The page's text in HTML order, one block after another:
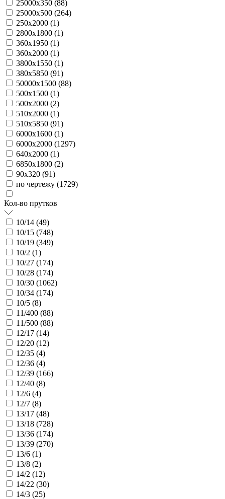
25000х350 (88)
25000х500 (264)
250х2000 (1)
2800х1800 (1)
360х1950 (1)
360х2000 (1)
3800х1550 (1)
380х5850 (91)
50000х1500 (88)
500х1500 (1)
500х2000 (2)
510х2000 (1)
510х5850 (91)
6000х1600 (1)
6000х2000 (1297)
640х2000 (1)
6850х1800 (2)
90х320 (91)
по чертежу (1729)
Кол-во прутков
10/14 (49)
10/15 (748)
10/19 (349)
10/2 (1)
10/27 (174)
10/28 (174)
10/30 (1062)
10/34 (174)
10/5 (8)
11/400 (88)
11/500 (88)
12/17 (14)
12/20 (12)
12/35 (4)
12/36 (4)
12/39 (166)
12/40 (8)
12/6 (4)
12/7 (8)
13/17 (48)
13/18 (728)
13/36 (174)
13/39 (270)
13/6 (1)
13/8 (2)
14/2 (12)
14/22 (30)
14/3 (25)